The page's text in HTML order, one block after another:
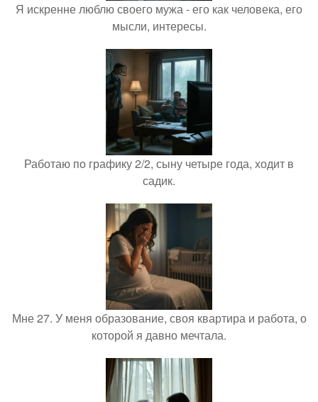
Я искренне люблю своего мужа - его как человека, его
мысли, интересы.
Работаю по графику 2/2, сыну четыре года, ходит в
садик.
Мне 27. У меня образование, своя квартира и работа, о
которой я давно мечтала.